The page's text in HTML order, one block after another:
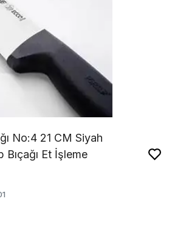
No:4 21 CM Siyah
Et İşleme